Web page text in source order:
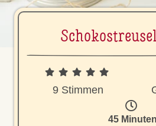
9 Stimmen
45 Minuten